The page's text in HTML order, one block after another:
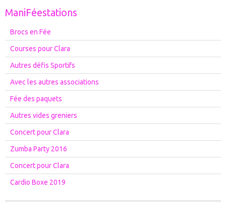
ManiFéestations
Brocs en Fée
Courses pour Clara
Autres défis Sportifs
Avec les autres associations
Fée des paquets
Autres vides greniers
Concert pour Clara
Zumba Party 2016
Concert pour Clara
Cardio Boxe 2019